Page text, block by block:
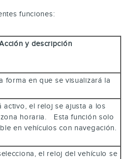
funciones:
y descripción
forma en que se visualizará la
activo, el reloj se ajusta a los
horaria. Esta función solo
en vehículos con navegación.
el reloj del vehículo se